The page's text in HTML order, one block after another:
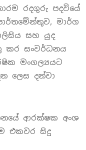
රදගුරු පදවියේ
මාර්ග
සහ යුද
කර සංවර්ධනය
මංගල්‍යයට
ලෙස දන්වා
ආරක්ෂක අංශ
එකවර සිදු